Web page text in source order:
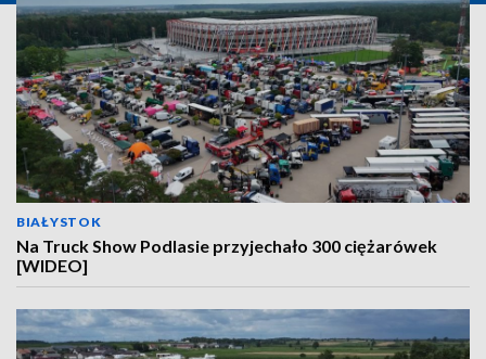
BIAŁYSTOK
Na Truck Show Podlasie przyjechało 300 ciężarówek
[WIDEO]